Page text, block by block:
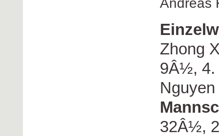
Andreas
Zhong
9Â½, 4.
32Â½,